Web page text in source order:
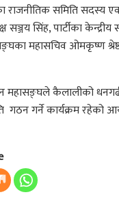
राजनीतिक समिति सदस्य
सिंह, पार्टीका
महासचिव ओमकृष्ण
महासङ्घले कैलालीको
गठन गर्ने कार्यक्रम